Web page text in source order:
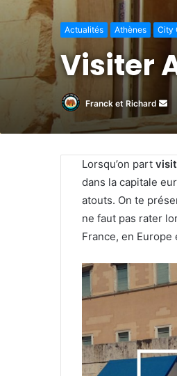
Actualités Athènes City
Visiter
Franck et Richard
un
Lorsqu’on part
dans la capitale
atouts. On te
ne faut pas rater
France, en